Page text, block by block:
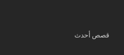
Posts
قصص أحدث